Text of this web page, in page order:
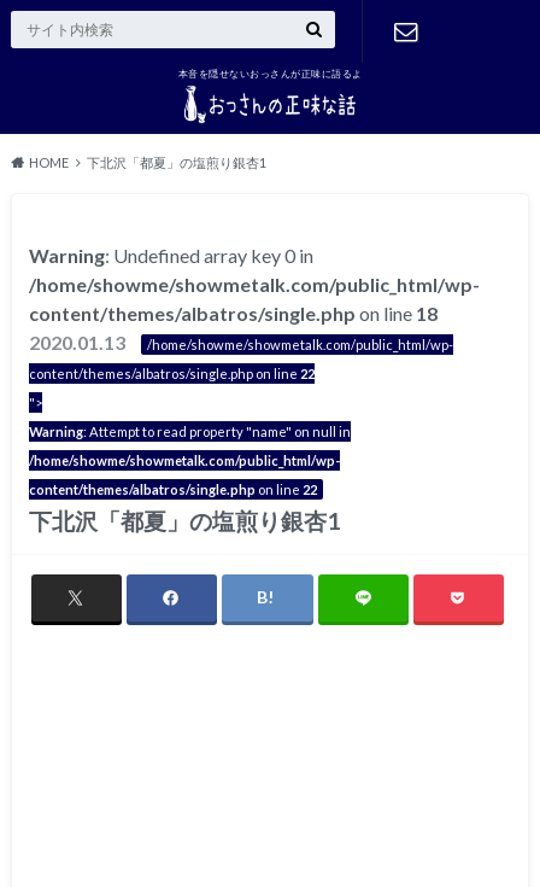
本音を隠せないおっさんが正味に語るよ
HOME 下北沢「都夏」の塩煎り銀杏1
Warning: Undefined array key 0 in
/home/showme/showmetalk.com/public_html/wp-
content/themes/albatros/single.php on line 18
2020.01.13
/home/showme/showmetalk.com/public_html/wp-
content/themes/albatros/single.php on line 22
">
Warning: Attempt to read property "name" on null in
/home/showme/showmetalk.com/public_html/wp-
content/themes/albatros/single.php on line 22
下北沢「都夏」の塩煎り銀杏1